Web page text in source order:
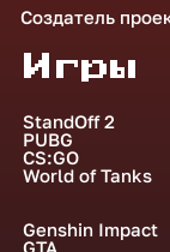
Создатель
Игры
StandOff 2
PUBG
CS:GO
World of Tanks
Genshin Impact
GTA